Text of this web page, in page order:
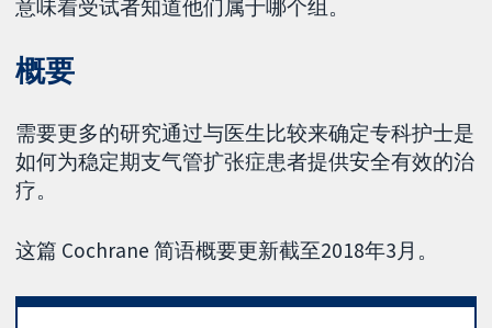
意味着受试者知道他们属于哪个组。
概要
需要更多的研究通过与医生比较来确定专科护士是
如何为稳定期支气管扩张症患者提供安全有效的治
疗。
这篇 Cochrane 简语概要更新截至2018年3月。